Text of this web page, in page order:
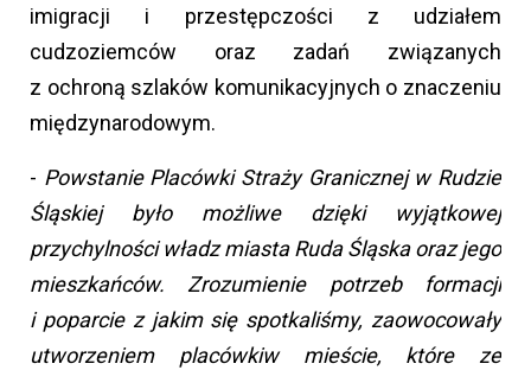
imigracji i przestępczości z udziałem
cudzoziemców oraz zadań związanych
z ochroną szlaków komunikacyjnych o znaczeniu
międzynarodowym.
- Powstanie Placówki Straży Granicznej w Rudzie
Śląskiej było możliwe dzięki wyjątkowej
przychylności władz miasta Ruda Śląska oraz jego
mieszkańców. Zrozumienie potrzeb formacji
i poparcie z jakim się spotkaliśmy, zaowocowały
utworzeniem placówkiw mieście, które ze